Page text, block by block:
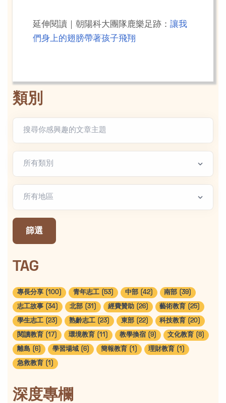
延伸閱讀｜朝陽科大團隊鹿樂足跡： 讓我
們身上的翅膀帶著孩子飛翔
類別
地區篩選
篩選
TAG
專長分享 (100) 青年志工 (53) 中部 (42) 南部 (39)
志工故事 (34) 北部 (31) 經費贊助 (26) 藝術教育 (25)
學生志工 (23) 熟齡志工 (23) 東部 (22) 科技教育 (20)
閱讀教育 (17) 環境教育 (11) 教學換宿 (9) 文化教育 (8)
離島 (6) 學習場域 (6) 簡報教育 (1) 理財教育 (1)
急救教育 (1)
深度專欄